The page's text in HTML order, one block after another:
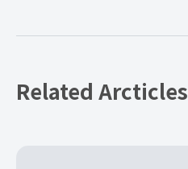
Related Arcticles